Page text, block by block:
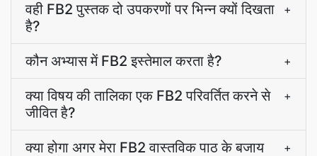
वही FB2 पुस्तक दो उपकरणों पर भिन्‍न क्यों दिखता
है?
+
कौन अभ्यास में FB2 इस्तेमाल करता है? +
क्या विषय की तालिका एक FB2 परिवर्तित करने से
जीवित है?
+
क्या होगा अगर मेरा FB2 वास्तविक पाठ के बजाय
+